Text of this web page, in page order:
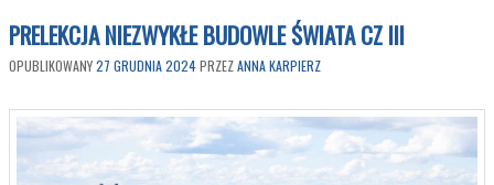
PRELEKCJA NIEZWYKŁE BUDOWLE ŚWIATA CZ III
OPUBLIKOWANY27 GRUDNIA 2024PRZEZANNA KARPIERZ